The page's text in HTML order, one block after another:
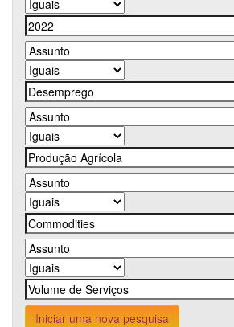
Iniciar uma nova pesquisa